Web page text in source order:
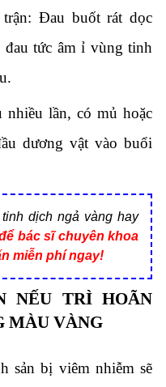
Đau buốt rát dọc
đau tức âm ỉ vùng tinh
nhiều lần, có mủ hoặc
dương vật vào buổi
dịch ngả vàng hay
bác sĩ chuyên khoa
miễn phí ngay!
NẾU TRÌ HOÃN
MÀU VÀNG
sản bị viêm nhiễm sẽ